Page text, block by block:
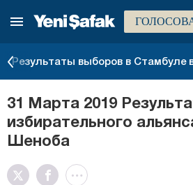
Результаты выборов в Стамбуле
31 Марта 2019
избирательного
Шеноба